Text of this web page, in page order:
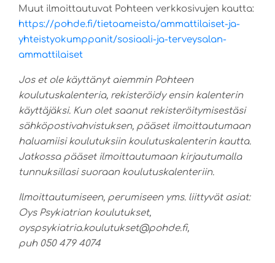
Muut ilmoittautuvat Pohteen verkkosivujen kautta:
https://pohde.fi/tietoameista/ammattilaiset-ja-
yhteistyokumppanit/sosiaali-ja-terveysalan-
ammattilaiset
Jos et ole käyttänyt aiemmin Pohteen
koulutuskalenteria, rekisteröidy ensin kalenterin
käyttäjäksi. Kun olet saanut rekisteröitymisestäsi
sähköpostivahvistuksen, pääset ilmoittautumaan
haluamiisi koulutuksiin koulutuskalenterin kautta.
Jatkossa pääset ilmoittautumaan kirjautumalla
tunnuksillasi suoraan koulutuskalenteriin.
Ilmoittautumiseen, perumiseen yms. liittyvät asiat:
Oys Psykiatrian koulutukset,
oyspsykiatria.koulutukset@pohde.fi,
puh 050 479 4074